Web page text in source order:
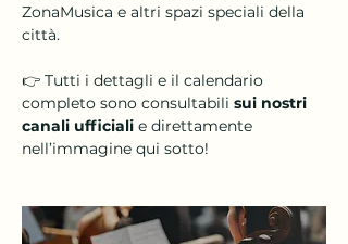
ZonaMusica e altri spazi speciali della
città.
👉 Tutti i dettagli e il calendario
completo sono consultabili sui nostri
canali ufficiali e direttamente
nell’immagine qui sotto!